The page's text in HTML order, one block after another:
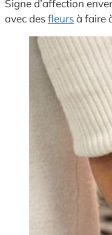
Signe d’affection
avec desfleursà faire